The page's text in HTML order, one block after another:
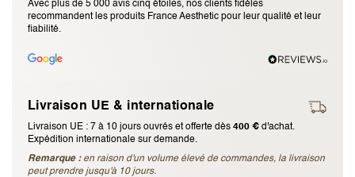
Avec plus de 5 000 avis cinq étoiles, nos clients fidèles
recommandent les produits France Aesthetic pour leur qualité et leur
fiabilité.
Livraison UE & internationale
Livraison UE : 7 à 10 jours ouvrés et offerte dès 400 € d'achat.
Expédition internationale sur demande.
Remarque : en raison d'un volume élevé de commandes, la livraison
peut prendre jusqu'à 10 jours.